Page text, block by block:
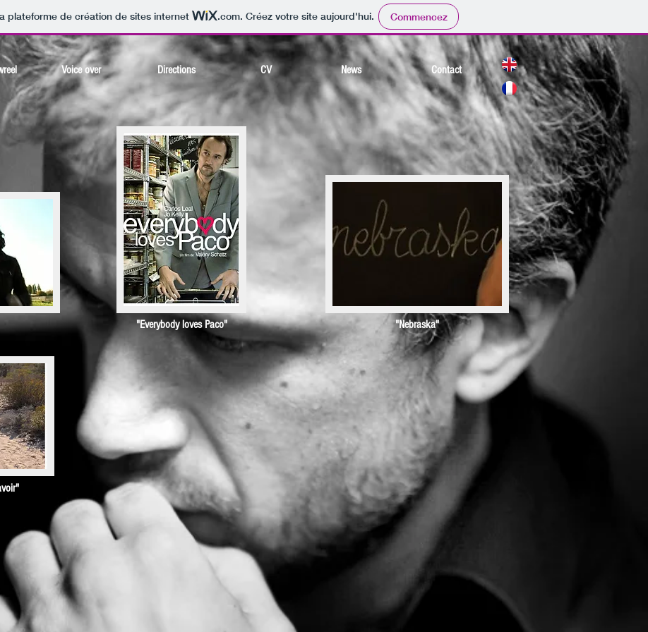
plateforme de création de sites internet .com. Créez votre site aujourd'hui. Commencez
Voice over Directions CV News Contact
"Everybody loves Paco" "Nebraska"